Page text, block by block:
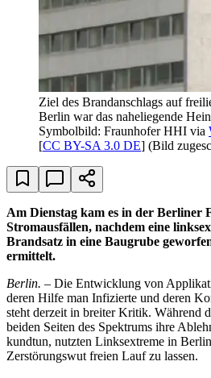
Ziel des Brandanschlags auf
Berlin war das naheliegende
Symbolbild: Fraunhofer HHI via
[CC BY-SA 3.0 DE] (Bild
Am Dienstag kam es in der Berliner
Stromausfällen, nachdem eine
Brandsatz in eine Baugrube
ermittelt.
Berlin. – Die Entwicklung von
deren Hilfe man Infizierte und deren
steht derzeit in breiter Kritik. Während
beiden Seiten des Spektrums ihre
kundtun, nutzten Linksextreme in
Zerstörungswut freien Lauf zu lassen.